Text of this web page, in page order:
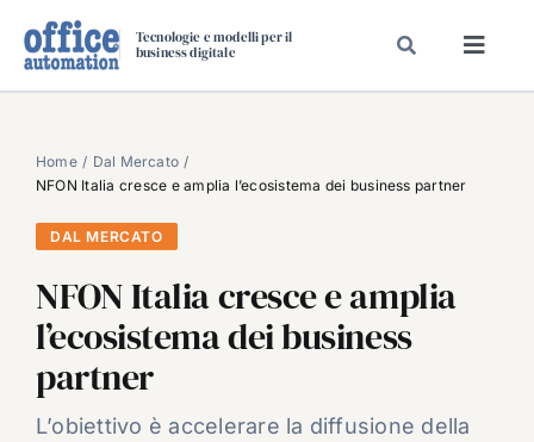
Tecnologie e modelli per il
business digitale
SPECIAL PAPER
TAVOLE ROTONDE DI REDAZIONE
DAL MERCATO
CARRIERE
VIDEO
EVENTI
CHI SIAMO
Home
Dal Mercato
NFON Italia cresce e amplia l’ecosistema dei business partner
DAL MERCATO
NFON Italia cresce e amplia
l’ecosistema dei business
partner
L’obiettivo è accelerare la diffusione della